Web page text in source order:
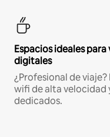
Espacios ideales
digitales
¿Profesional de
wifi de alta velocidad
dedicados.